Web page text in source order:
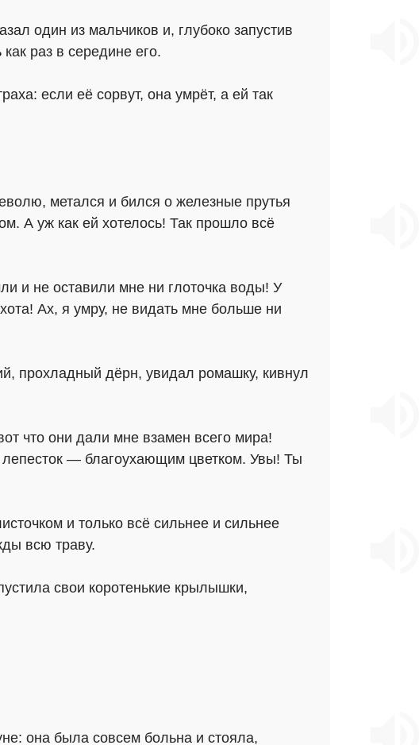
один из мальчиков и, глубоко запустив
раз в середине его.
если её сорвут, она умрёт, а ей так
метался и бился о железные прутья
А уж как ей хотелось! Так прошло всё
и не оставили мне ни глоточка воды! У
Ах, я умру, не видать мне больше ни
прохладный дёрн, увидал ромашку, кивнул
что они дали мне взамен всего мира!
— благоухающим цветком. Увы! Ты
и только всё сильнее и сильнее
всю траву.
свои коротенькие крылышки,
она была совсем больна и стояла,